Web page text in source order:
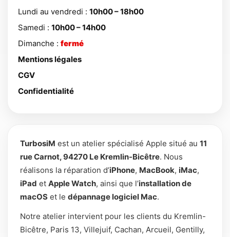
Lundi au vendredi : 10h00 – 18h00
Samedi : 10h00 – 14h00
Dimanche : fermé
Mentions légales
CGV
Confidentialité
TurbosiM est un atelier spécialisé Apple situé au 11
rue Carnot, 94270 Le Kremlin-Bicêtre. Nous
réalisons la réparation d’iPhone, MacBook, iMac,
iPad et Apple Watch, ainsi que l’installation de
macOS et le dépannage logiciel Mac.
Notre atelier intervient pour les clients du Kremlin-
Bicêtre, Paris 13, Villejuif, Cachan, Arcueil, Gentilly,